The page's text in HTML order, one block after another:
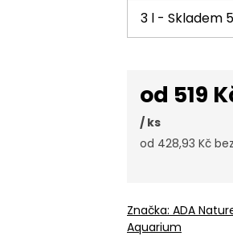
od 519
/ ks
od 428,93 Kč
Značka: ADA
Aquarium